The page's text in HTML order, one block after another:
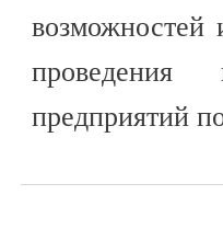
возможностей
проведения
предприятий